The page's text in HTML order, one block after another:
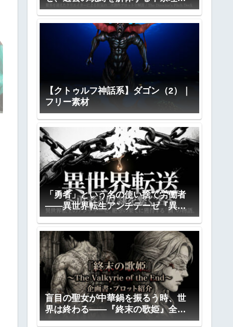
―『果てしなきクリムゾン』全プロ
ット公開
【クトゥルフ神話系】ダゴン（2）｜
フリー素材
「勇者」という名の使い捨て労働者
――異世界転生アンチテーゼ『異世
界転送』全プロット公開
盲目の聖女が中華鍋を振るう時、世
界は終わる――『終末の歌姫』全プ
ロット公開